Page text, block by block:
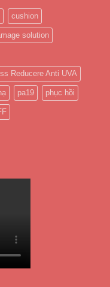
cushion
solution
Reducere Anti UVA
pa19 phục hồi